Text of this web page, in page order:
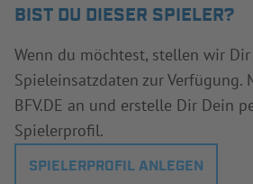
BIST DU DIESER SPIELER?
Wenn du möchtest, stellen wir
Spieleinsatzdaten zur Verfügung.
BFV.DE an und erstelle Dir Dein
Spielerprofil.
SPIELERPROFIL ANLEGEN